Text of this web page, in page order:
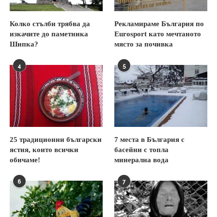
Колко стълби трябва да
изкачите до паметника
Шипка?
Рекламираме България по
Eurosport като мечтаното
място за почивка
4
25 традиционни български
ястия, които всички
обичаме!
5
7 места в България с
басейни с топла
минерална вода
6 7